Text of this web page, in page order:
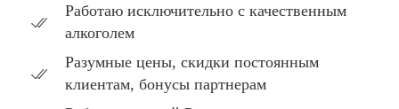
Работаю исключительно с качественным
алкоголем
Разумные цены, скидки постоянным
клиентам, бонусы партнерам